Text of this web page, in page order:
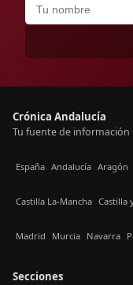
Crónica Andalucía
Tu fuente de información
España Andalucía Aragón
Castilla La-Mancha Castilla
Madrid Murcia Navarra
Secciones